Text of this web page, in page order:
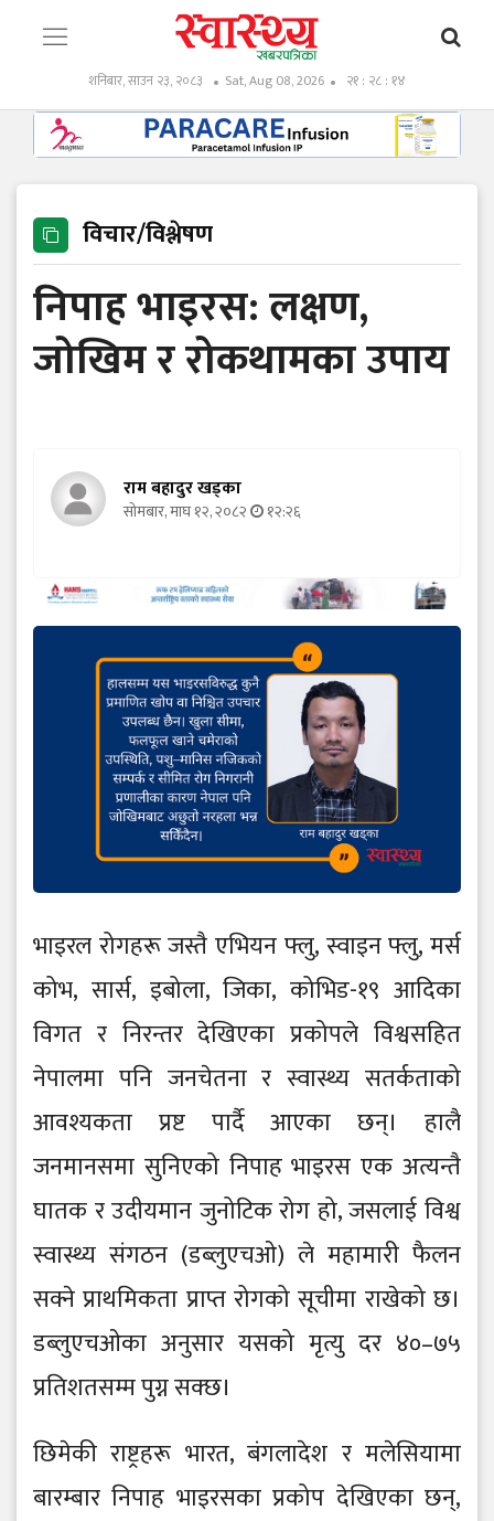
शनिबार, साउन २३, २०८३ Sat, Aug 08, 2026 २१ : २८ : १६
विचार/विश्लेषण
निपाह भाइरस: लक्षण,
जोखिम र रोकथामका उपाय
राम बहादुर खड्का
सोमबार, माघ १२, २०८२ १२:२६
भाइरल रोगहरू जस्तै एभियन फ्लु, स्वाइन फ्लु, मर्स
कोभ, सार्स, इबोला, जिका, कोभिड-१९ आदिका
विगत र निरन्तर देखिएका प्रकोपले विश्वसहित
नेपालमा पनि जनचेतना र स्वास्थ्य सतर्कताको
आवश्यकता प्रष्ट पार्दै आएका छन्। हालै
जनमानसमा सुनिएको निपाह भाइरस एक अत्यन्तै
घातक र उदीयमान जुनोटिक रोग हो, जसलाई विश्व
स्वास्थ्य संगठन (डब्लुएचओ) ले महामारी फैलन
सक्ने प्राथमिकता प्राप्त रोगको सूचीमा राखेको छ।
डब्लुएचओका अनुसार यसको मृत्यु दर ४०–७५
प्रतिशतसम्म पुग्न सक्छ।
छिमेकी राष्ट्रहरू भारत, बंगलादेश र मलेसियामा
बारम्बार निपाह भाइरसका प्रकोप देखिएका छन्,